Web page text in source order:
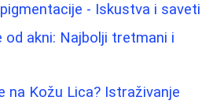
- Iskustva i saveti
od akni: Najbolji tretmani i
na Kožu Lica? Istraživanje